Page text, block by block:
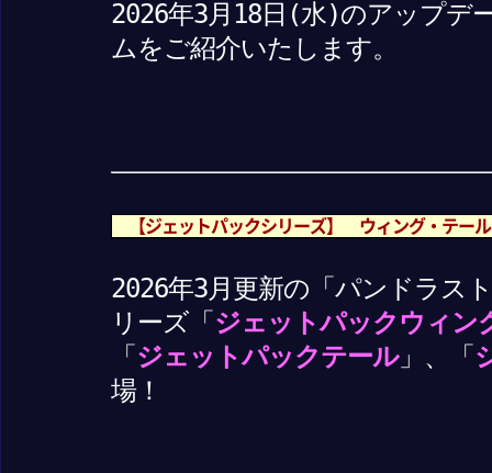
2026年3月18日(水)のアップデ
ムをご紹介いたします。
【ジェットパックシリーズ】 ウィング・テール
2026年3月更新の「パンドラス
リーズ「ジェットパックウィン
「ジェットパックテール」、「
場！